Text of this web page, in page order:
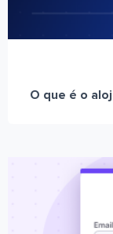
O que é o